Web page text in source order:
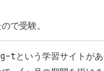
で受験。
tという学習サイトがあ